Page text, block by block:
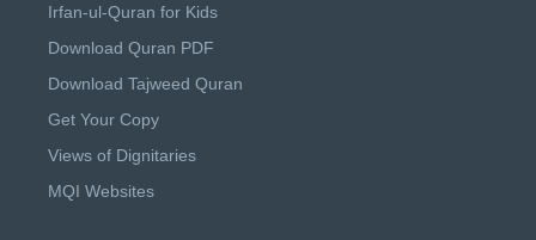
Irfan-ul-Quran for Kids
Download Quran PDF
Download Tajweed Quran
Get Your Copy
Views of Dignitaries
MQI Websites